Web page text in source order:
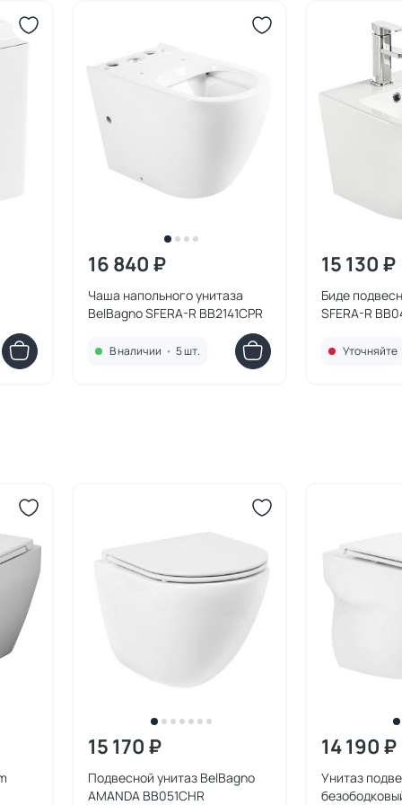
16 840 ₽
Чаша напольного унитаза
BelBagno SFERA-R BB2141CPR
В наличии • 5 шт.
15 130 ₽
Биде
SFERA-R
Уточняйте
15 170 ₽
Подвесной унитаз BelBagno
AMANDA BB051CHR
14 190 ₽
Унитаз